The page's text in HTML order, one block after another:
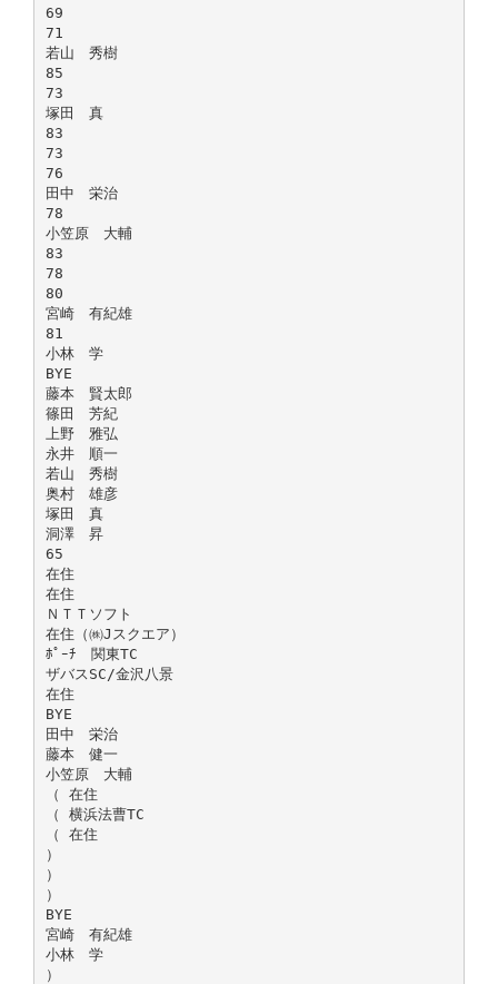
69
71
若山 秀樹
85
73
塚田 真
83
73
76
田中 栄治
78
小笠原 大輔
83
78
80
宮崎 有紀雄
81
小林 学
BYE
藤本 賢太郎
篠田 芳紀
上野 雅弘
永井 順一
若山 秀樹
奥村 雄彦
塚田 真
洞澤 昇
65
在住
在住
ＮＴＴソフト
在住（㈱Jスクエア）
ﾎﾟｰﾁ 関東TC
ザバスSC/金沢八景
在住
BYE
田中 栄治
藤本 健一
小笠原 大輔
（ 在住
（ 横浜法曹TC
（ 在住
）
）
）
BYE
宮崎 有紀雄
小林 学
）